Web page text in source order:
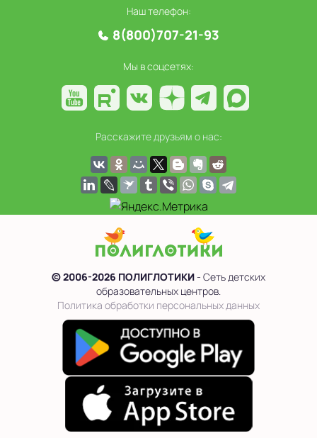
Наш телефон:
8(800)707-21-93
Мы в соцсетях:
Расскажите друзьям о нас:
© 2006-2026 ПОЛИГЛОТИКИ- Сеть детских
образовательных центров.
Политика обработки персональных данных